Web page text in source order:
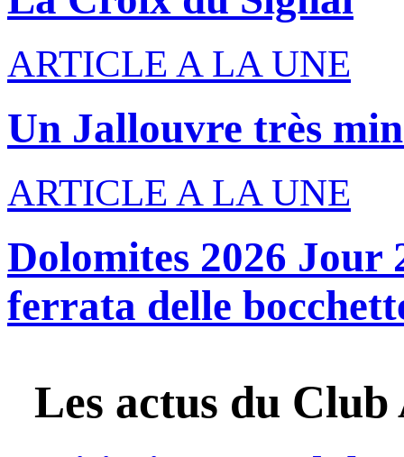
ARTICLE A LA UNE
Un Jallouvre très
ARTICLE A LA UNE
Dolomites 2026
ferrata delle
Les actus du Club